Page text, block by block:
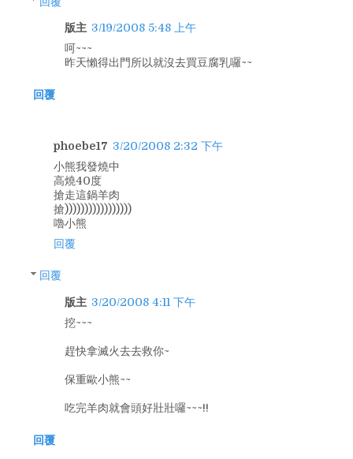
版主 3/19/2008 5:48 上午
呵~~~
昨天懶得出門所以就沒去買豆腐乳囉~~
回覆
phoebe17 3/20/2008 2:32 下午
小熊我發燒中
高燒40度
搶走這鍋羊肉
搶)))))))))))))))))
嚕小熊
回覆
回覆
版主 3/20/2008 4:11 下午
挖~~~
趕快拿滅火去去救你~
保重歐小熊~~
吃完羊肉就會頭好壯壯囉~~~!!
回覆